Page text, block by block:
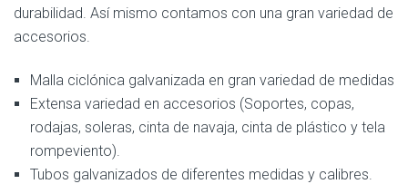
durabilidad. Así mismo contamos con una gran variedad de
accesorios.
Malla ciclónica galvanizada en gran variedad de medidas
Extensa variedad en accesorios (Soportes, copas,
rodajas, soleras, cinta de navaja, cinta de plástico y tela
rompeviento).
Tubos galvanizados de diferentes medidas y calibres.